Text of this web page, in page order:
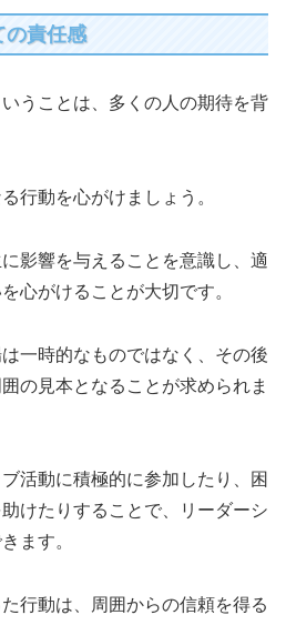
の責任感
うことは、多くの人の期待を背
行動を心がけましょう。
影響を与えることを意識し、適
心がけることが大切です。
一時的なものではなく、その後
の見本となることが求められま
活動に積極的に参加したり、困
けたりすることで、リーダーシ
ます。
行動は、周囲からの信頼を得る